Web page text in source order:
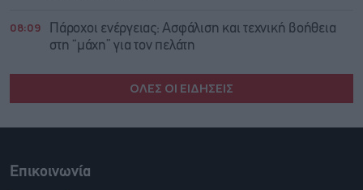
08:09
Πάροχοι ενέργειας: Ασφάλιση και τεχνική βοήθεια
στη “μάχη” για τον πελάτη
ΟΛΕΣ ΟΙ ΕΙΔΗΣΕΙΣ
Επικοινωνία